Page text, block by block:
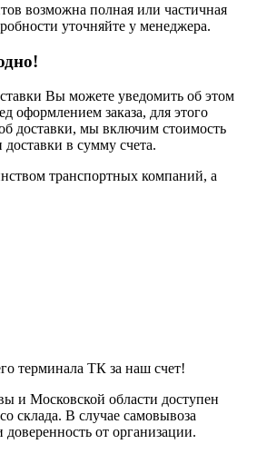
возможна полная или частичная
уточняйте у менеджера.
Вы можете уведомить об этом
оформлением заказа, для этого
доставки, мы включим стоимость
в сумму счета.
транспортных компаний, а
терминала ТК за наш счет!
и Московской области доступен
склада. В случае самовывоза
доверенность от организации.